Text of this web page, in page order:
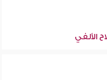
الألفي